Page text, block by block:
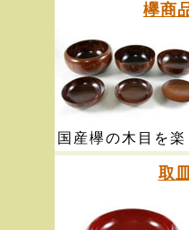
欅商
国産欅の木目を楽
取